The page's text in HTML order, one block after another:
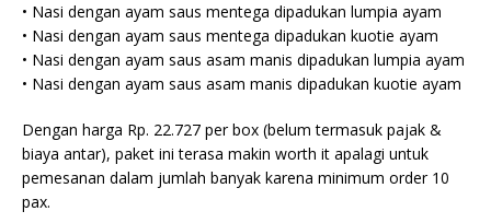
• Nasi dengan ayam saus mentega dipadukan lumpia ayam
• Nasi dengan ayam saus mentega dipadukan kuotie ayam
• Nasi dengan ayam saus asam manis dipadukan lumpia ayam
• Nasi dengan ayam saus asam manis dipadukan kuotie ayam
Dengan harga Rp. 22.727 per box (belum termasuk pajak &
biaya antar), paket ini terasa makin worth it apalagi untuk
pemesanan dalam jumlah banyak karena minimum order 10
pax.